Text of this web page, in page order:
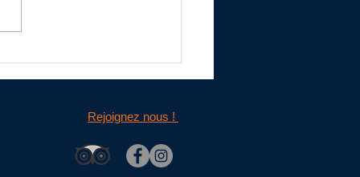
Rejoignez nous !